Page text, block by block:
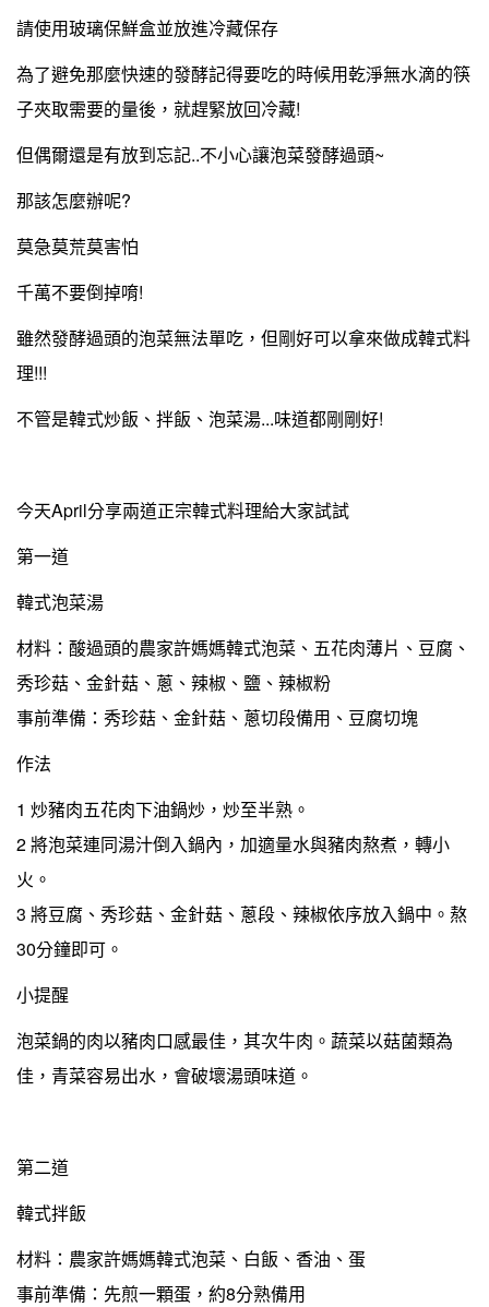
請使用玻璃保鮮盒並放進冷藏保存
為了避免那麼快速的發酵記得要吃的時候用乾淨無水滴的筷
子夾取需要的量後，就趕緊放回冷藏!
但偶爾還是有放到忘記..不小心讓泡菜發酵過頭~
那該怎麼辦呢?
莫急莫荒莫害怕
千萬不要倒掉唷!
雖然發酵過頭的泡菜無法單吃，但剛好可以拿來做成韓式料
理!!!
不管是韓式炒飯、拌飯、泡菜湯...味道都剛剛好!
今天April分享兩道正宗韓式料理給大家試試
第一道
韓式泡菜湯
材料：酸過頭的農家許媽媽韓式泡菜、五花肉薄片、豆腐、
秀珍菇、金針菇、蔥、辣椒、鹽、辣椒粉
事前準備：秀珍菇、金針菇、蔥切段備用、豆腐切塊
作法
1 炒豬肉五花肉下油鍋炒，炒至半熟。
2 將泡菜連同湯汁倒入鍋內，加適量水與豬肉熬煮，轉小
火。
3 將豆腐、秀珍菇、金針菇、蔥段、辣椒依序放入鍋中。熬
30分鐘即可。
小提醒
泡菜鍋的肉以豬肉口感最佳，其次牛肉。蔬菜以菇菌類為
佳，青菜容易出水，會破壞湯頭味道。
第二道
韓式拌飯
材料：農家許媽媽韓式泡菜、白飯、香油、蛋
事前準備：先煎一顆蛋，約8分熟備用